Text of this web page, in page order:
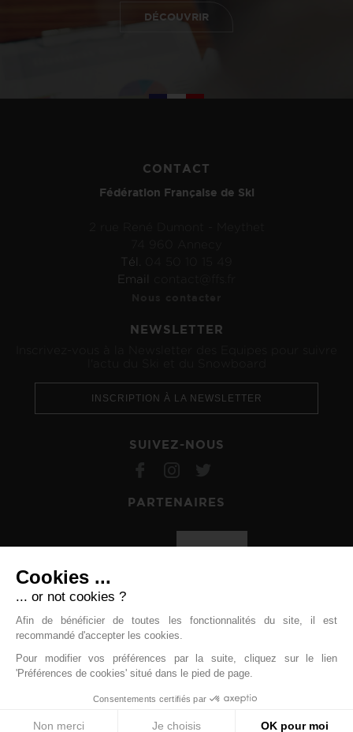
Cookies ...
... or not cookies ?
Afin de bénéficier de toutes les fonctionnalités du site, il est
recommandé d'accepter les cookies.
Pour modifier vos préférences par la suite, cliquez sur le lien
'Préférences de cookies' situé dans le pied de page.
Consentements certifiés par
Non merci Je choisis OK pour moi
DÉCOUVRIR
CONTACT
Fédération Française de Ski
Tél.
Email
NEWSLETTER
INSCRIPTION À LA NEWSLETTER
SUIVEZ-NOUS
PARTENAIRES
Cliquez-ici pour modifier vos préférences en matière de
cookies